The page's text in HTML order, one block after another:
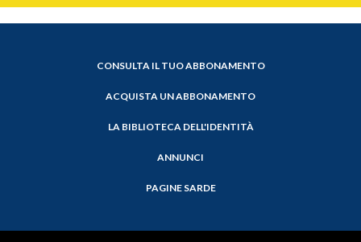
CONSULTA IL TUO ABBONAMENTO
ACQUISTA UN ABBONAMENTO
LA BIBLIOTECA DELL'IDENTITÀ
ANNUNCI
PAGINE SARDE